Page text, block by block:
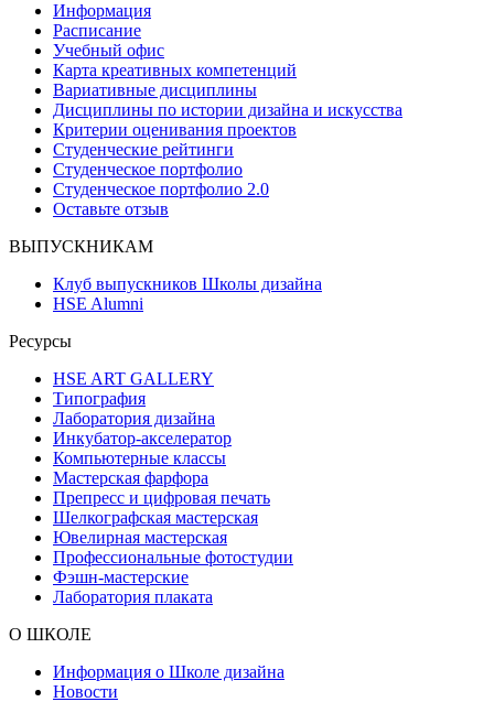
Информация
Расписание
Учебный офис
Карта креативных компетенций
Вариативные дисциплины
Дисциплины по истории дизайна и искусства
Критерии оценивания проектов
Студенческие рейтинги
Студенческое портфолио
Студенческое портфолио 2.0
Оставьте отзыв
ВЫПУСКНИКАМ
Клуб выпускников Школы дизайна
HSE Alumni
Ресурсы
HSE ART GALLERY
Типография
Лаборатория дизайна
Инкубатор-акселератор
Компьютерные классы
Мастерская фарфора
Препресс и цифровая печать
Шелкографская мастерская
Ювелирная мастерская
Профессиональные фотостудии
Фэшн-мастерские
Лаборатория плаката
О ШКОЛЕ
Информация о Школе дизайна
Новости